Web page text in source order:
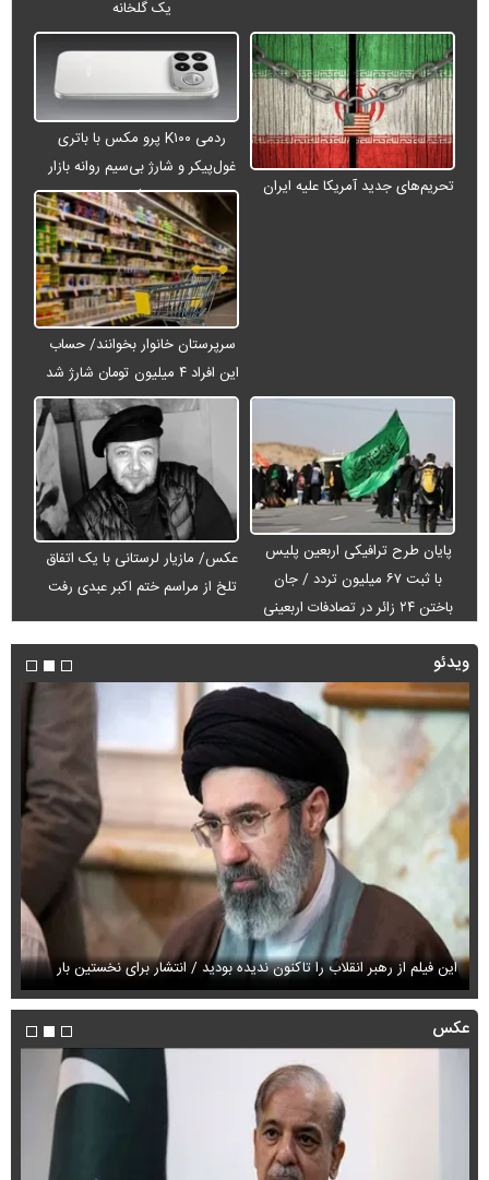
یک گلخانه
تحریم‌های جدید آمریکا علیه ایران
ردمی K۱۰۰ پرو مکس با باتری
غول‌پیکر و شارژ بی‌سیم روانه بازار
می‌شود
سرپرستان خانوار بخوانند/ حساب
این افراد ۴ میلیون تومان شارژ شد
پایان طرح ترافیکی اربعین پلیس
با ثبت ۶۷ میلیون تردد / جان
باختن ۲۴ زائر در تصادفات اربعینی
عکس/ مازیار لرستانی با یک اتفاق
تلخ از مراسم ختم اکبر عبدی رفت
ویدئو
این فیلم از رهبر انقلاب را تاکنون ندیده بودید / انتشار برای نخستین بار
عکس